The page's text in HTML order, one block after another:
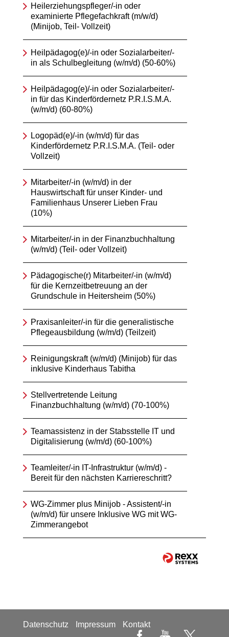
Heilerziehungspfleger/-in oder
examinierte Pflegefachkraft (m/w/d)
(Minijob, Teil- Vollzeit)
Heilpädagog(e)/-in oder Sozialarbeiter/-
in als Schulbegleitung (w/m/d) (50-60%)
Heilpädagog(e)/-in oder Sozialarbeiter/-
in für das Kinderfördernetz P.R.I.S.M.A.
(w/m/d) (60-80%)
Logopäd(e)/-in (w/m/d) für das
Kinderfördernetz P.R.I.S.M.A. (Teil- oder
Vollzeit)
Mitarbeiter/-in (w/m/d) in der
Hauswirtschaft für unser Kinder- und
Familienhaus Unserer Lieben Frau
(10%)
Mitarbeiter/-in in der Finanzbuchhaltung
(w/m/d) (Teil- oder Vollzeit)
Pädagogische(r) Mitarbeiter/-in (w/m/d)
für die Kernzeitbetreuung an der
Grundschule in Heitersheim (50%)
Praxisanleiter/-in für die generalistische
Pflegeausbildung (w/m/d) (Teilzeit)
Reinigungskraft (w/m/d) (Minijob) für das
inklusive Kinderhaus Tabitha
Stellvertretende Leitung
Finanzbuchhaltung (w/m/d) (70-100%)
Teamassistenz in der Stabsstelle IT und
Digitalisierung (w/m/d) (60-100%)
Teamleiter/-in IT-Infrastruktur (w/m/d) -
Bereit für den nächsten Karriereschritt?
WG-Zimmer plus Minijob - Assistent/-in
(w/m/d) für unsere Inklusive WG mit WG-
Zimmerangebot
Datenschutz Impressum Kontakt